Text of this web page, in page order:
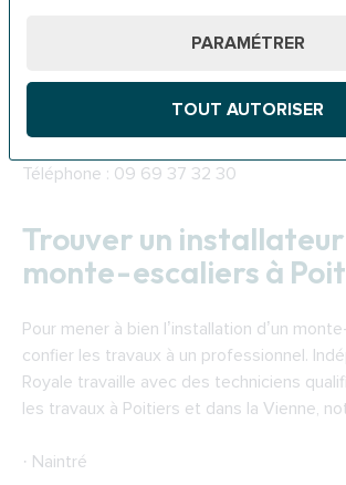
PARAMÉTRER
TOUT AUTORISER
monte-escalier. Pour en bénéficier, il faut
Adresse : 41 Rue du Touffenet, 86044
Téléphone : 09 69 37 32 30
Trouver un
monte-escaliers à
Pour mener à bien l’installation d’un
confier les travaux à un professionnel.
Royale travaille avec des techniciens
les travaux à Poitiers et dans la Vienne,
· Naintré